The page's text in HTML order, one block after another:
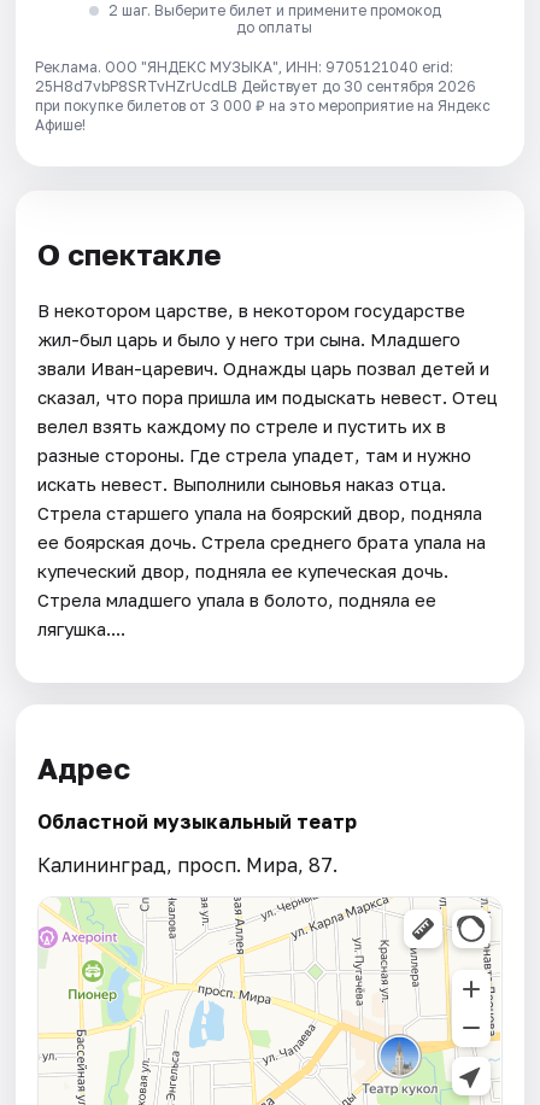
2 шаг. Выберите билет и примените промокод
до оплаты
Реклама. ООО "ЯНДЕКС МУЗЫКА", ИНН: 9705121040 erid:
25H8d7vbP8SRTvHZrUcdLB Действует до 30 сентября 2026
при покупке билетов от 3 000 ₽ на это мероприятие на Яндекс
Афише!
О спектакле
В некотором царстве, в некотором государстве
жил-был царь и было у него три сына. Младшего
звали Иван-царевич. Однажды царь позвал детей и
сказал, что пора пришла им подыскать невест. Отец
велел взять каждому по стреле и пустить их в
разные стороны. Где стрела упадет, там и нужно
искать невест. Выполнили сыновья наказ отца.
Стрела старшего упала на боярский двор, подняла
ее боярская дочь. Стрела среднего брата упала на
купеческий двор, подняла ее купеческая дочь.
Стрела младшего упала в болото, подняла ее
лягушка....
Адрес
Областной музыкальный театр
Калининград, просп. Мира, 87.